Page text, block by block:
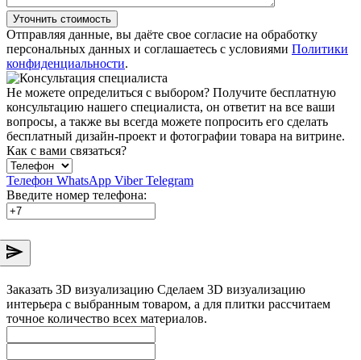
Уточнить стоимость
Отправляя данные, вы даёте свое согласие на обработку
персональных данных и соглашаетесь с условиями Политики
конфиденциальности.
Не можете определиться с выбором? Получите бесплатную
консультацию нашего специалиста, он ответит на все ваши
вопросы, а также вы всегда можете попросить его сделать
бесплатный дизайн-проект и фотографии товара на витрине.
Как с вами связаться?
Телефон WhatsApp ViberTelegram
Введите номер телефона:
Заказать 3D визуализацию Сделаем 3D визуализацию
интерьера с выбранным товаром, а для плитки рассчитаем
точное количество всех материалов.